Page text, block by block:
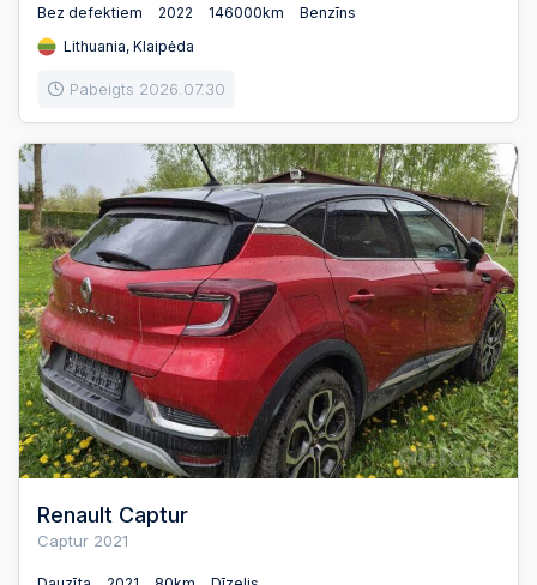
Bez defektiem 2022 146000km
Benzīns
Lithuania, Klaipėda
Pabeigts 2026.07.30
Renault Captur
Captur 2021